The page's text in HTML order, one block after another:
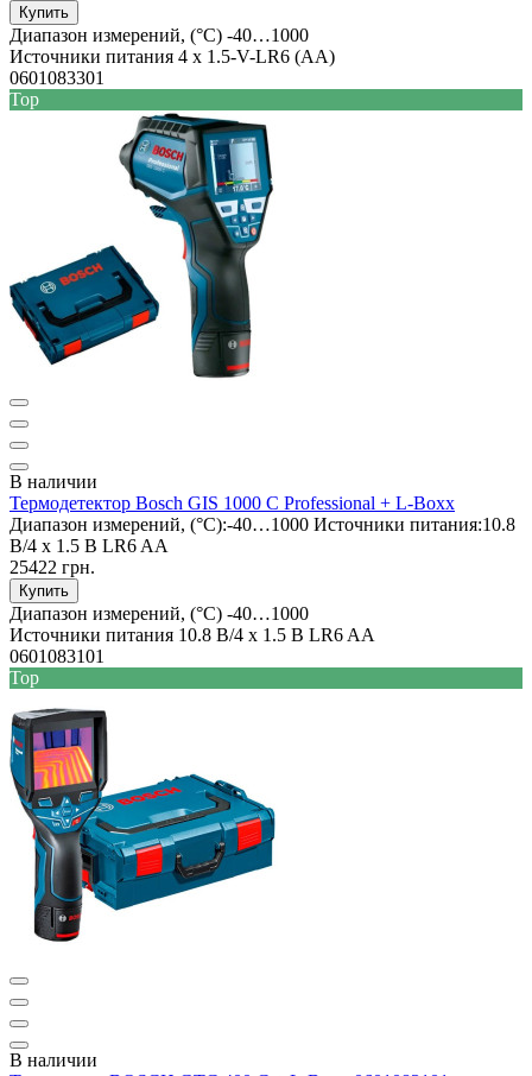
Купить
Диапазон измерений, (°C) -40…1000
Источники питания 4 x 1.5-V-LR6 (AA)
0601083301
Top
В наличии
Термодетектор Bosch GIS 1000 C Professional + L-Boxx
Диапазон измерений, (°C):-40…1000 Источники питания:10.8
В/4 x 1.5 В LR6 AA
25422 грн.
Купить
Диапазон измерений, (°C) -40…1000
Источники питания 10.8 В/4 x 1.5 В LR6 AA
0601083101
Top
В наличии